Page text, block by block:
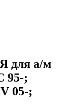
а/м
95-;
05-;